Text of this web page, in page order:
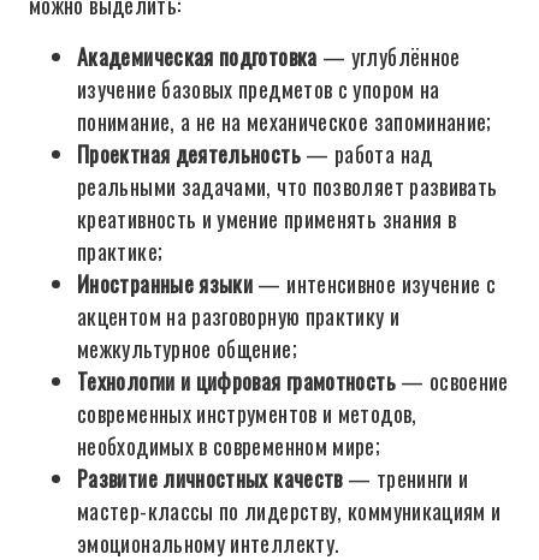
Академическая подготовка — углублённое
изучение базовых предметов с упором на
понимание, а не на механическое запоминание;
Проектная деятельность— работа над
реальными задачами, что позволяет развивать
креативность и умение применять знания в
практике;
Иностранные языки— интенсивное изучение с
акцентом на разговорную практику и
межкультурное общение;
Технологии и цифровая грамотность— освоение
современных инструментов и методов,
необходимых в современном мире;
Развитие личностных качеств— тренинги и
мастер-классы по лидерству, коммуникациям и
эмоциональному интеллекту.